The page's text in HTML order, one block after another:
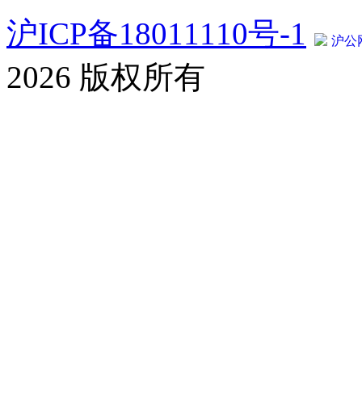
沪ICP备18011110号-1
沪公
2026 版权所有